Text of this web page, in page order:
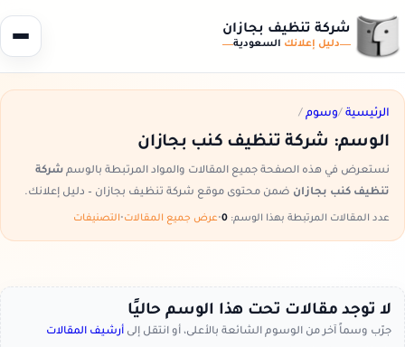
شركة تنظيف بجازان
دليل إعلانك السعودية
الرئيسية /وسوم /
الوسم: شركة تنظيف كنب بجازان
نستعرض في هذه الصفحة جميع المقالات والمواد المرتبطة بالوسم شركة
تنظيف كنب بجازان ضمن محتوى موقع شركة تنظيف بجازان – دليل إعلانك.
عدد المقالات المرتبطة بهذا الوسم: •عرض جميع المقالات•التصنيفات
لا توجد مقالات تحت هذا الوسم حاليًا
جرّب وسماً آخر من الوسوم الشائعة بالأعلى، أو انتقل إلى أرشيف المقالات